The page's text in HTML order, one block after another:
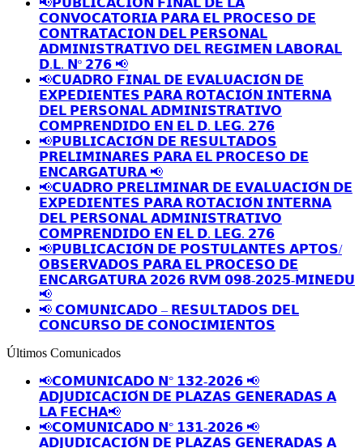
📢𝗣𝗨𝗕𝗟𝗜𝗖𝗔𝗖𝗜𝗢́𝗡 𝗙𝗜𝗡𝗔𝗟 𝗗𝗘 𝗟𝗔
𝗖𝗢𝗡𝗩𝗢𝗖𝗔𝗧𝗢𝗥𝗜𝗔 𝗣𝗔𝗥𝗔 𝗘𝗟 𝗣𝗥𝗢𝗖𝗘𝗦𝗢 𝗗𝗘
𝗖𝗢𝗡𝗧𝗥𝗔𝗧𝗔𝗖𝗜𝗢𝗡 𝗗𝗘𝗟 𝗣𝗘𝗥𝗦𝗢𝗡𝗔𝗟
𝗔𝗗𝗠𝗜𝗡𝗜𝗦𝗧𝗥𝗔𝗧𝗜𝗩𝗢 𝗗𝗘𝗟 𝗥𝗘𝗚𝗜𝗠𝗘𝗡 𝗟𝗔𝗕𝗢𝗥𝗔𝗟
𝗗.𝗟. 𝗡º 𝟮𝟳𝟲 📢
📢𝗖𝗨𝗔𝗗𝗥𝗢 𝗙𝗜𝗡𝗔𝗟 𝗗𝗘 𝗘𝗩𝗔𝗟𝗨𝗔𝗖𝗜𝗢́𝗡 𝗗𝗘
𝗘𝗫𝗣𝗘𝗗𝗜𝗘𝗡𝗧𝗘𝗦 𝗣𝗔𝗥𝗔 𝗥𝗢𝗧𝗔𝗖𝗜𝗢́𝗡 𝗜𝗡𝗧𝗘𝗥𝗡𝗔
𝗗𝗘𝗟 𝗣𝗘𝗥𝗦𝗢𝗡𝗔𝗟 𝗔𝗗𝗠𝗜𝗡𝗜𝗦𝗧𝗥𝗔𝗧𝗜𝗩𝗢
𝗖𝗢𝗠𝗣𝗥𝗘𝗡𝗗𝗜𝗗𝗢 𝗘𝗡 𝗘𝗟 𝗗. 𝗟𝗘𝗚. 𝟮𝟳𝟲
📢𝗣𝗨𝗕𝗟𝗜𝗖𝗔𝗖𝗜𝗢́𝗡 𝗗𝗘 𝗥𝗘𝗦𝗨𝗟𝗧𝗔𝗗𝗢𝗦
𝗣𝗥𝗘𝗟𝗜𝗠𝗜𝗡𝗔𝗥𝗘𝗦 𝗣𝗔𝗥𝗔 𝗘𝗟 𝗣𝗥𝗢𝗖𝗘𝗦𝗢 𝗗𝗘
𝗘𝗡𝗖𝗔𝗥𝗚𝗔𝗧𝗨𝗥𝗔 📢
📢𝗖𝗨𝗔𝗗𝗥𝗢 𝗣𝗥𝗘𝗟𝗜𝗠𝗜𝗡𝗔𝗥 𝗗𝗘 𝗘𝗩𝗔𝗟𝗨𝗔𝗖𝗜𝗢́𝗡 𝗗𝗘
𝗘𝗫𝗣𝗘𝗗𝗜𝗘𝗡𝗧𝗘𝗦 𝗣𝗔𝗥𝗔 𝗥𝗢𝗧𝗔𝗖𝗜𝗢́𝗡 𝗜𝗡𝗧𝗘𝗥𝗡𝗔
𝗗𝗘𝗟 𝗣𝗘𝗥𝗦𝗢𝗡𝗔𝗟 𝗔𝗗𝗠𝗜𝗡𝗜𝗦𝗧𝗥𝗔𝗧𝗜𝗩𝗢
𝗖𝗢𝗠𝗣𝗥𝗘𝗡𝗗𝗜𝗗𝗢 𝗘𝗡 𝗘𝗟 𝗗. 𝗟𝗘𝗚. 𝟮𝟳𝟲
📢𝗣𝗨𝗕𝗟𝗜𝗖𝗔𝗖𝗜𝗢́𝗡 𝗗𝗘 𝗣𝗢𝗦𝗧𝗨𝗟𝗔𝗡𝗧𝗘𝗦 𝗔𝗣𝗧𝗢𝗦/
𝗢𝗕𝗦𝗘𝗥𝗩𝗔𝗗𝗢𝗦 𝗣𝗔𝗥𝗔 𝗘𝗟 𝗣𝗥𝗢𝗖𝗘𝗦𝗢 𝗗𝗘
𝗘𝗡𝗖𝗔𝗥𝗚𝗔𝗧𝗨𝗥𝗔 𝟮𝟬𝟮𝟲 𝗥𝗩𝗠 𝟬𝟵𝟴-𝟮𝟬𝟮𝟱-𝗠𝗜𝗡𝗘𝗗𝗨
📢
📢 𝗖𝗢𝗠𝗨𝗡𝗜𝗖𝗔𝗗𝗢 – 𝗥𝗘𝗦𝗨𝗟𝗧𝗔𝗗𝗢𝗦 𝗗𝗘𝗟
𝗖𝗢𝗡𝗖𝗨𝗥𝗦𝗢 𝗗𝗘 𝗖𝗢𝗡𝗢𝗖𝗜𝗠𝗜𝗘𝗡𝗧𝗢𝗦
Últimos Comunicados
📢𝗖𝗢𝗠𝗨𝗡𝗜𝗖𝗔𝗗𝗢 𝗡° 𝟭𝟯𝟮-𝟮𝟬𝟮𝟲 📢
𝗔𝗗𝗝𝗨𝗗𝗜𝗖𝗔𝗖𝗜𝗢́𝗡 𝗗𝗘 𝗣𝗟𝗔𝗭𝗔𝗦 𝗚𝗘𝗡𝗘𝗥𝗔𝗗𝗔𝗦 𝗔
𝗟𝗔 𝗙𝗘𝗖𝗛𝗔📢
📢𝗖𝗢𝗠𝗨𝗡𝗜𝗖𝗔𝗗𝗢 𝗡° 𝟭𝟯𝟭-𝟮𝟬𝟮𝟲 📢
𝗔𝗗𝗝𝗨𝗗𝗜𝗖𝗔𝗖𝗜𝗢́𝗡 𝗗𝗘 𝗣𝗟𝗔𝗭𝗔𝗦 𝗚𝗘𝗡𝗘𝗥𝗔𝗗𝗔𝗦 𝗔